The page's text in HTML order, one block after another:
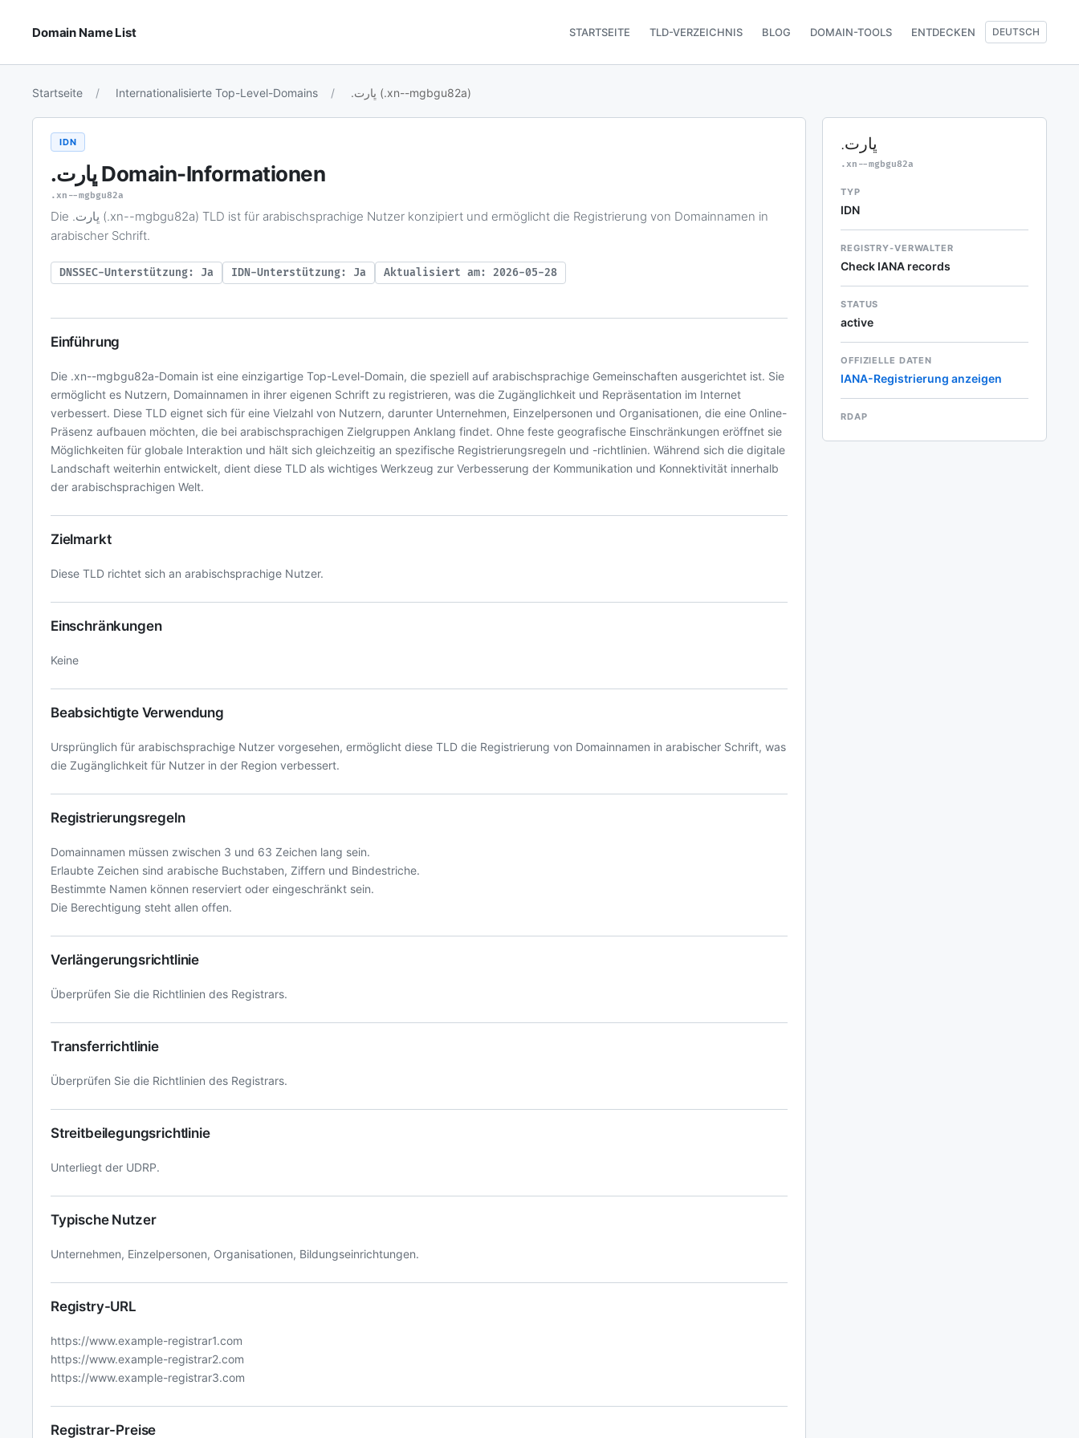
Domain Name List STARTSEITE TLD-VERZEICHNIS BLOG DOMAIN-TOOLS ENTDECKEN DEUTSCH
Startseite Internationalisierte Top-Level-Domains .ڀارت (.xn--mgbgu82a)
IDN
.ڀارت Domain-Informationen
.xn--mgbgu82a
Die .ڀارت (.xn--mgbgu82a) TLD ist für arabischsprachige Nutzer konzipiert und ermöglicht die Registrierung von Domainnamen in
arabischer Schrift.
DNSSEC-Unterstützung: Ja IDN-Unterstützung: Ja Aktualisiert am: 2026-05-28
Einführung
Die .xn--mgbgu82a-Domain ist eine einzigartige Top-Level-Domain, die speziell auf arabischsprachige Gemeinschaften ausgerichtet ist. Sie
ermöglicht es Nutzern, Domainnamen in ihrer eigenen Schrift zu registrieren, was die Zugänglichkeit und Repräsentation im Internet
verbessert. Diese TLD eignet sich für eine Vielzahl von Nutzern, darunter Unternehmen, Einzelpersonen und Organisationen, die eine Online-
Präsenz aufbauen möchten, die bei arabischsprachigen Zielgruppen Anklang findet. Ohne feste geografische Einschränkungen eröffnet sie
Möglichkeiten für globale Interaktion und hält sich gleichzeitig an spezifische Registrierungsregeln und -richtlinien. Während sich die digitale
Landschaft weiterhin entwickelt, dient diese TLD als wichtiges Werkzeug zur Verbesserung der Kommunikation und Konnektivität innerhalb
der arabischsprachigen Welt.
Zielmarkt
Diese TLD richtet sich an arabischsprachige Nutzer.
Einschränkungen
Keine
Beabsichtigte Verwendung
Ursprünglich für arabischsprachige Nutzer vorgesehen, ermöglicht diese TLD die Registrierung von Domainnamen in arabischer Schrift, was
die Zugänglichkeit für Nutzer in der Region verbessert.
Registrierungsregeln
Domainnamen müssen zwischen 3 und 63 Zeichen lang sein.
Erlaubte Zeichen sind arabische Buchstaben, Ziffern und Bindestriche.
Bestimmte Namen können reserviert oder eingeschränkt sein.
Die Berechtigung steht allen offen.
Verlängerungsrichtlinie
Überprüfen Sie die Richtlinien des Registrars.
Transferrichtlinie
Überprüfen Sie die Richtlinien des Registrars.
Streitbeilegungsrichtlinie
Unterliegt der UDRP.
Typische Nutzer
Unternehmen, Einzelpersonen, Organisationen, Bildungseinrichtungen.
Registry-URL
https://www.example-registrar1.com
https://www.example-registrar2.com
https://www.example-registrar3.com
Registrar-Preise
.ڀارت
.xn--mgbgu82a
TYP
IDN
REGISTRY-VERWALTER
Check IANA records
STATUS
active
OFFIZIELLE DATEN
IANA-Registrierung anzeigen
RDAP